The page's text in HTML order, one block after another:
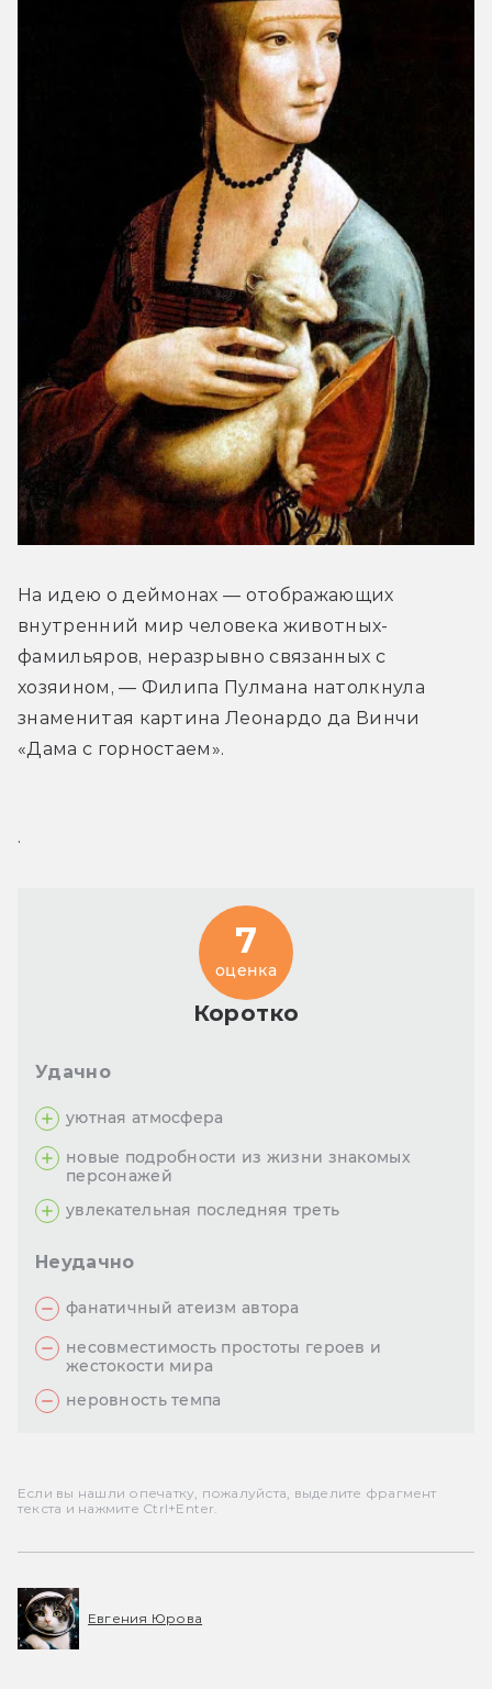
На идею о деймонах — отображающих
внутренний мир человека животных-
фамильяров, неразрывно связанных с
хозяином, — Филипа Пулмана натолкнула
знаменитая картина Леонардо да Винчи
«Дама с горностаем».
.
Коротко
7
оценка
Удачно
уютная атмосфера
новые подробности из жизни знакомых
персонажей
увлекательная последняя треть
Неудачно
фанатичный атеизм автора
несовместимость простоты героев и
жестокости мира
неровность темпа
Если вы нашли опечатку, пожалуйста, выделите фрагмент
текста и нажмите Ctrl+Enter.
Евгения Юрова